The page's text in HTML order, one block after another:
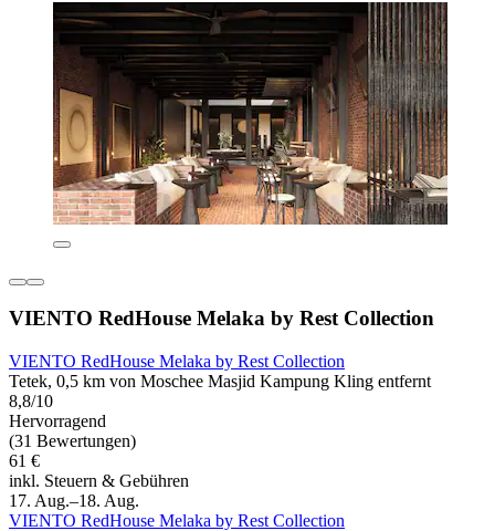
VIENTO RedHouse Melaka by Rest Collection
VIENTO RedHouse Melaka by Rest Collection
Tetek, 0,5 km von Moschee Masjid Kampung Kling entfernt
8,8/10
Hervorragend
(31 Bewertungen)
61 €
inkl. Steuern & Gebühren
17. Aug.–18. Aug.
VIENTO RedHouse Melaka by Rest Collection